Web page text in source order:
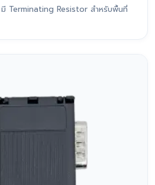
Terminating Resistor สำหรับพื้นที่